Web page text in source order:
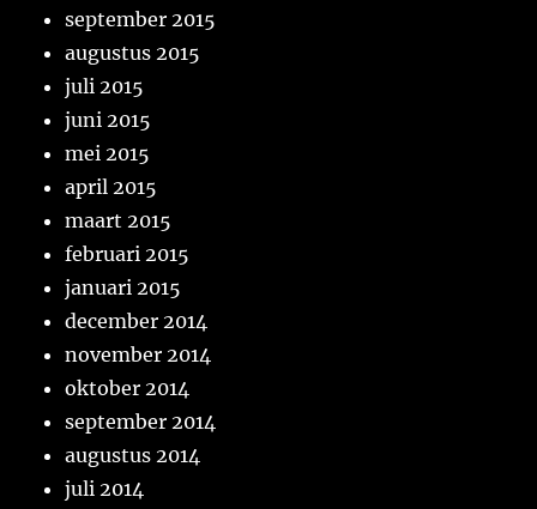
september 2015
augustus 2015
juli 2015
juni 2015
mei 2015
april 2015
maart 2015
februari 2015
januari 2015
december 2014
november 2014
oktober 2014
september 2014
augustus 2014
juli 2014